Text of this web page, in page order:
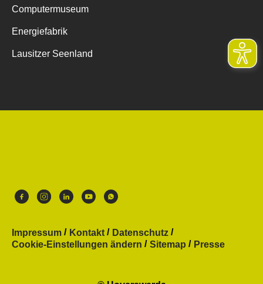
Computermuseum
Energiefabrik
Lausitzer Seenland
Impressum Kontakt
Datenschutz
Cookie-Einstellungen ändern
Sitemap Presse